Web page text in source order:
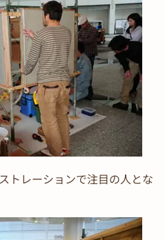
トレーションで注目の人とな